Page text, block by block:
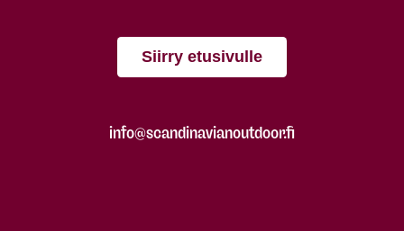
Siirry etusivulle
info@scandinavianoutdoor.fi